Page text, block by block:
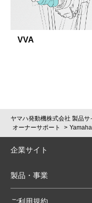
VVA
ヤマハ発動機株式会社 製品サ
オーナーサポート
企業サイト
製品・事業
ご利用規約